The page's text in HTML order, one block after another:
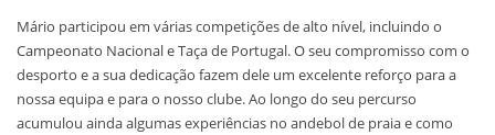
Mário participou em várias competições de alto nível, incluindo o
Campeonato Nacional e Taça de Portugal. O seu compromisso com o
desporto e a sua dedicação fazem dele um excelente reforço para a
nossa equipa e para o nosso clube. Ao longo do seu percurso
acumulou ainda algumas experiências no andebol de praia e como